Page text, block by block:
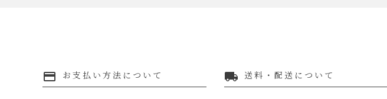
payment お支払い方法について local_shipping 送料・配送について